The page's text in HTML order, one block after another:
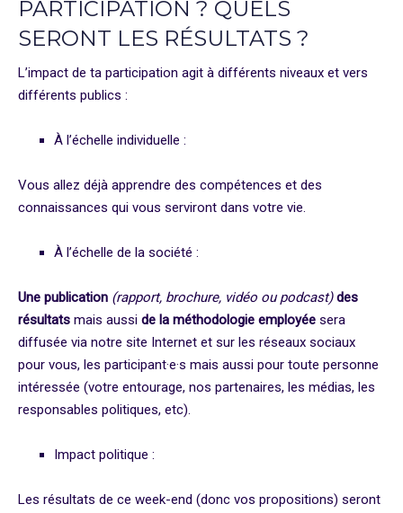
PARTICIPATION ? QUELS
SERONT LES RÉSULTATS ?
L’impact de ta participation agit à différents niveaux et vers
différents publics :
À l’échelle individuelle :
Vous allez déjà apprendre des compétences et des
connaissances qui vous serviront dans votre vie.
À l’échelle de la société :
Une publication (rapport, brochure, vidéo ou podcast)des
résultats mais aussi de la méthodologie employée sera
diffusée via notre site Internet et sur les réseaux sociaux
pour vous, les participant·e·s mais aussi pour toute personne
intéressée (votre entourage, nos partenaires, les médias, les
responsables politiques, etc).
Impact politique :
Les résultats de ce week-end (donc vos propositions) seront